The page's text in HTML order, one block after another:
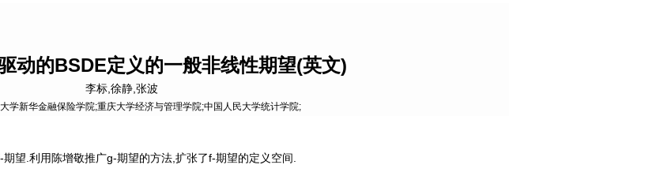
动的BSDE定义的一般非线性期望(英文)
李标,徐静,张波
学新华金融保险学院;重庆大学经济与管理学院;中国人民大学统计学院;
望.利用陈增敬推广g-期望的方法,扩张了f-期望的定义空间.